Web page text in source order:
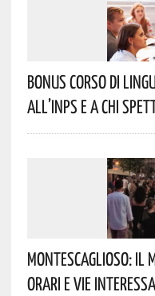
Bonus Corso Di
All’INPS E A Chi
Montescaglioso: Il
Orari E Vie